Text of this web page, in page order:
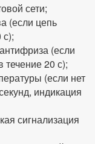
сети;
(если цепь
с);
(если
20 с);
(если нет
индикация
сигнализация